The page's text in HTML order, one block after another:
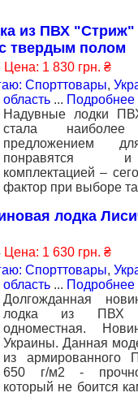
из ПВХ "Стриж"
твердым полом
Цена: 1 830 грн. ₴
Спорттовары,
область ... Подробнее
Надувные лодки
стала наиболее
предложением
понравятся
комплектацией –
фактор при выборе
лодка
Цена: 1 630 грн. ₴
Спорттовары,
область ... Подробнее
Долгожданная
лодка из ПВХ
одноместная.
Украины. Данная
из армированного
650 г/м2 -
который не боится